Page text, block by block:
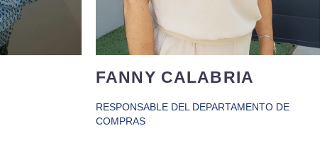
FANNY CALABRIA
RESPONSABLE DEL DEPARTAMENTO DE
COMPRAS